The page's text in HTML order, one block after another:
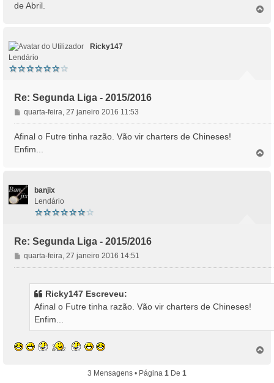
de Abril.
Ricky147
Lendário
Re: Segunda Liga - 2015/2016
M
e
n
m
quarta-feira, 27 janeiro 2016 11:53
Afinal o Futre tinha razão. Vão vir charters de Chineses!
Enfim...
banjix
Lendário
Re: Segunda Liga - 2015/2016
M
e
quarta-feira, 27 janeiro 2016 14:51
Ricky147 Escreveu:
Afinal o Futre tinha razão. Vão vir charters de Chineses!
Enfim...
3 Mensagens • Página 1 De 1